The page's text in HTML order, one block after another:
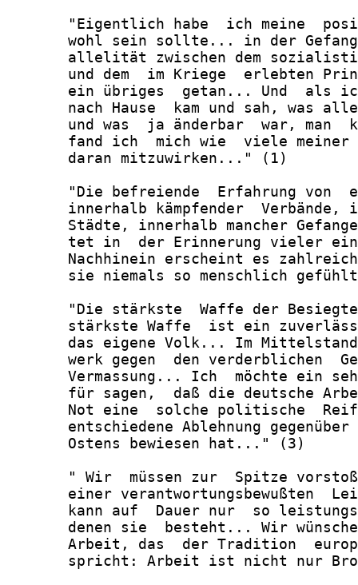
"Eigentlich habe  ich meine
wohl sein sollte... in der
allelität zwischen dem
und dem  im Kriege  erlebten
ein übriges  getan... Und  als
nach Hause  kam und sah, was
und was  ja änderbar  war, man
fand ich  mich wie  viele
       daran mitzuwirken..." (1)
"Die befreiende  Erfahrung von
innerhalb kämpfender  Verbände,
Städte, innerhalb mancher
tet in  der Erinnerung vieler
Nachhinein erscheint es
sie niemals so menschlich
"Die stärkste  Waffe der
stärkste Waffe  ist ein
das eigene Volk... Im
werk gegen  den verderblichen
Vermassung... Ich  möchte ein
für sagen,  daß die deutsche
Not eine  solche politische
entschiedene Ablehnung
       Ostens bewiesen hat..." (3)
" Wir  müssen zur  Spitze
einer verantwortungsbewußten
kann auf  Dauer nur  so
denen sie  besteht... Wir
Arbeit, das  der Tradition
spricht: Arbeit ist nicht nur